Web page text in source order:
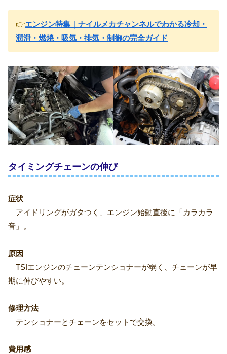
👉エンジン特集｜ナイルメカチャンネルでわかる冷却・
潤滑・燃焼・吸気・排気・制御の完全ガイド
タイミングチェーンの伸び
症状
アイドリングがガタつく、エンジン始動直後に「カラカラ
音」。
原因
TSIエンジンのチェーンテンショナーが弱く、チェーンが早
期に伸びやすい。
修理方法
テンショナーとチェーンをセットで交換。
費用感